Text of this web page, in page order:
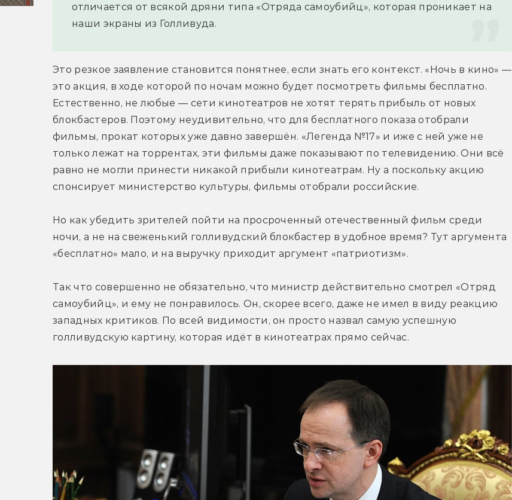
отличается от всякой дряни типа «Отряда самоубийц», которая проникает на
наши экраны из Голливуда.
Это резкое заявление становится понятнее, если знать его контекст. «Ночь в кино» —
это акция, в ходе которой по ночам можно будет посмотреть фильмы бесплатно.
Естественно, не любые — сети кинотеатров не хотят терять прибыль от новых
блокбастеров. Поэтому неудивительно, что для бесплатного показа отобрали
фильмы, прокат которых уже давно завершён. «Легенда №17» и иже с ней уже не
только лежат на торрентах, эти фильмы даже показывают по телевидению. Они всё
равно не могли принести никакой прибыли кинотеатрам. Ну а поскольку акцию
спонсирует министерство культуры, фильмы отобрали российские.
Но как убедить зрителей пойти на просроченный отечественный фильм среди
ночи, а не на свеженький голливудский блокбастер в удобное время? Тут аргумента
«бесплатно» мало, и на выручку приходит аргумент «патриотизм».
Так что совершенно не обязательно, что министр действительно смотрел «Отряд
самоубийц», и ему не понравилось. Он, скорее всего, даже не имел в виду реакцию
западных критиков. По всей видимости, он просто назвал самую успешную
голливудскую картину, которая идёт в кинотеатрах прямо сейчас.